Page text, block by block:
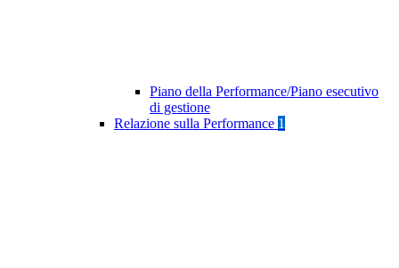
Piano della Performance/Piano esecutivo
di gestione
Relazione sulla Performance 1